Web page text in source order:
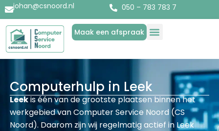
johan@csnoord.nl 050 – 783 783 7
Maak een afspraak
Computerhulp in Leek
Leekis één van de grootste plaatsen binnen het
werkgebied van Computer Service Noord (CS
Noord). Daarom zijn wij regelmatig actief in Leek